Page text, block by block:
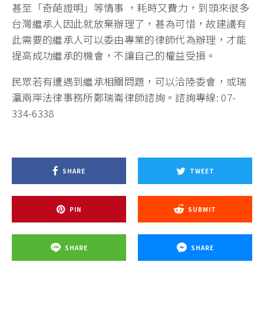
甚至「奇葩證明」等情事 ，耗時又費力，到頭來很多
台灣繼承人因此就放棄辦理了，甚為可惜，故建議有
此需要的繼承人可以委由專業的律師代為辦理，才能
提高成功繼承的機會，不讓自己的權益受損。
民眾若有遭遇到繼承相關問題，可以洽陸委會，或瑞
瀛兩岸法律事務所鄭瑞崙律師諮詢。諮詢專線: 07-
334-6338
SHARE TWEET
PIN SUBMIT
SHARE SHARE